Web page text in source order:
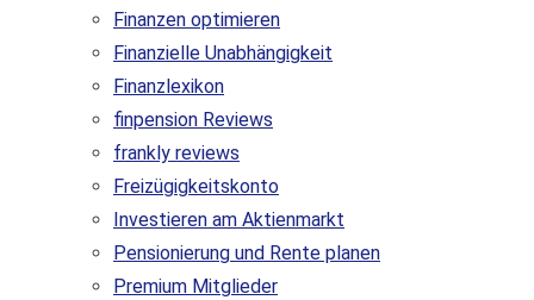
Finanzen optimieren
Finanzielle Unabhängigkeit
Finanzlexikon
finpension Reviews
frankly reviews
Freizügigkeitskonto
Investieren am Aktienmarkt
Pensionierung und Rente planen
Premium Mitglieder